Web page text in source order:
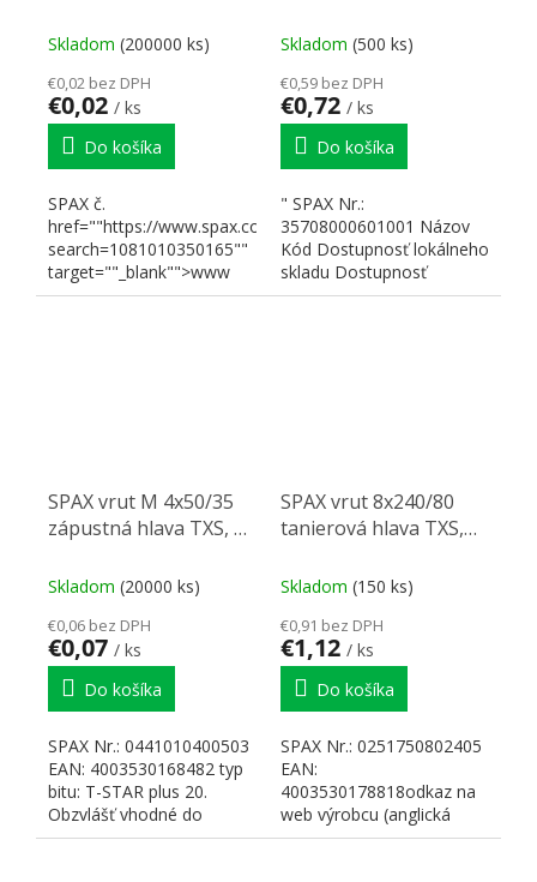
Skladom (200000 ks)
€0,02 bez DPH
€0,02 / ks
Do košíka
SPAX č.
href=""https://www.spax.com/en/search?
search=1081010350165""
target=""_blank"">www
SPAX "
Skladom (500 ks)
€0,59 bez DPH
€0,72 / ks
Do košíka
" SPAX Nr.:
35708000601001 Názov
Kód Dostupnosť lokálneho
skladu Dostupnosť
centrálneho skladu
SPAX vrut M 4x50/35
zápustná hlava TXS, W,
Skladom (20000 ks)
€0,06 bez DPH
€0,07 / ks
Do košíka
SPAX Nr.: 0441010400503
EAN: 4003530168482 typ
bitu: T-STAR plus 20.
Obzvlášť vhodné do
dosiek MDF. vydutie...
SPAX vrut 8x240/80
tanierová hlava TXS,
Skladom (150 ks)
€0,91 bez DPH
€1,12 / ks
Do košíka
SPAX Nr.: 0251750802405
EAN:
4003530178818odkaz na
web výrobcu (anglická
verzia): www SPAXtyp bitu: